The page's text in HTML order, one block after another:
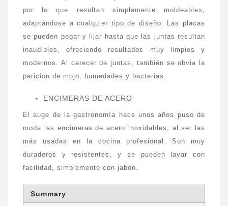
por lo que resultan simplemente moldeables,
adaptándose a cualquier tipo de diseño. Las placas
se pueden pegar y lijar hasta que las juntas resultan
inaudibles, ofreciendo resultados muy limpios y
modernos. Al carecer de juntas, también se obvia la
parición de mojo, humedades y bacterias.
ENCIMERAS DE ACERO
El auge de la gastronomía hace unos años puso de
moda las encimeras de acero inoxidables, al ser las
más usadas en la cocina profesional. Son muy
duraderos y resistentes, y se pueden lavar con
facilidad, simplemente con jabón.
Summary